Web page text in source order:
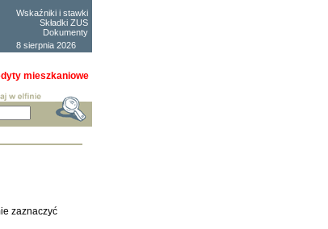
Wskaźniki i stawki
Składki ZUS
Dokumenty
8 sierpnia 2026
mieszkaniowe
zaznaczyć